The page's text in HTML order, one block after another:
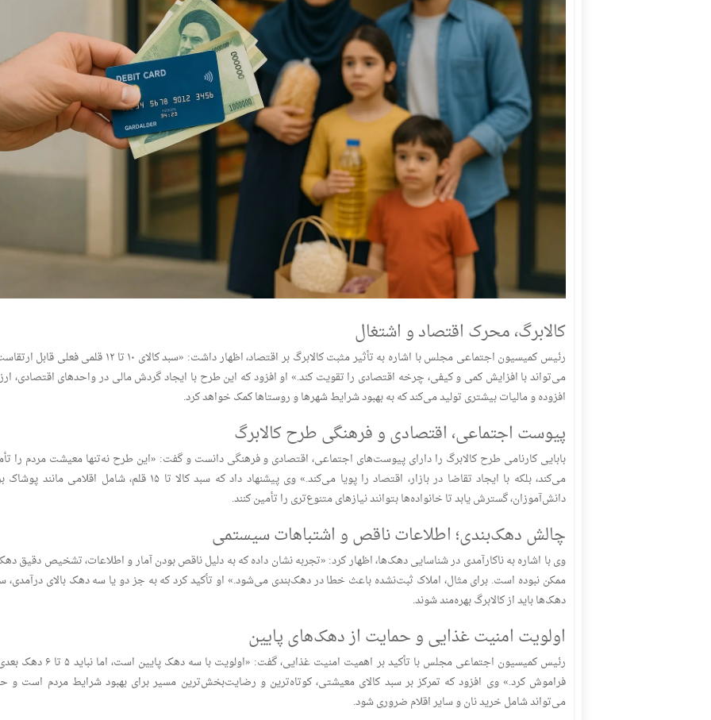
کالابرگ، محرک اقتصاد و اشتغال
رئیس کمیسیون اجتماعی مجلس با اشاره به تأثیر مثبت کالابرگ بر اقتصاد، اظهار داشت: «سبد کالای ۱۰ تا ۱۲ قلمی
می‌تواند با افزایش کمی و کیفی، چرخه اقتصادی را تقویت کند.» او افزود که این طرح با ایجاد گردش مالی در واحدهای اقتصادی،
افزوده و مالیات بیشتری تولید می‌کند که به بهبود شرایط شهرها و روستاها کمک خواهد کرد.
پیوست اجتماعی، اقتصادی و فرهنگی طرح کالابرگ
بابایی کارنامی طرح کالابرگ را دارای پیوست‌های اجتماعی، اقتصادی و فرهنگی دانست و گفت: «این طرح نه‌تنها معیشت مردم را
می‌کند، بلکه با ایجاد تقاضا در بازار، اقتصاد را پویا می‌کند.» وی پیشنهاد داد که سبد کالا تا ۱۵ قلم، شامل اقلامی
دانش‌آموزان، گسترش یابد تا خانواده‌ها بتوانند نیازهای متنوع‌تری را تأمین کنند.
چالش دهک‌بندی؛ اطلاعات ناقص و اشتباهات سیستمی
وی با اشاره به ناکارآمدی در شناسایی دهک‌ها، اظهار کرد: «تجربه نشان داده که به دلیل ناقص بودن آمار و اطلاعات، تشخیص دقیق
ممکن نبوده است. برای مثال، املاک ثبت‌نشده باعث خطا در دهک‌بندی می‌شود.» او تأکید کرد که به جز دو یا سه دهک بالای درآمدی،
دهک‌ها باید از کالابرگ بهره‌مند شوند.
اولویت امنیت غذایی و حمایت از دهک‌های پایین
رئیس کمیسیون اجتماعی مجلس با تأکید بر اهمیت امنیت غذایی، گفت: «اولویت با سه دهک
فراموش کرد.» وی افزود که تمرکز بر سبد کالای معیشتی، کوتاه‌ترین و رضایت‌بخش‌ترین مسیر برای بهبود شرایط مردم است و
می‌تواند شامل خرید نان و سایر اقلام ضروری شود.